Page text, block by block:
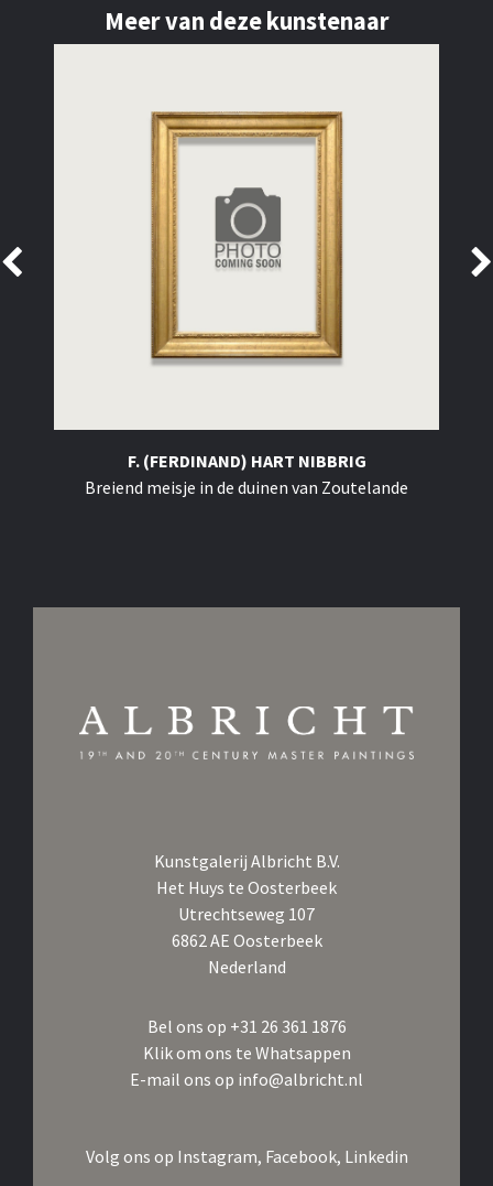
Meer van deze kunstenaar
F. (FERDINAND) HART NIBBRIG
Breiend meisje in de duinen van Zoutelande
Kunstgalerij Albricht B.V.
Het Huys te Oosterbeek
Utrechtseweg 107
6862 AE Oosterbeek
Nederland
Bel ons op +31 26 361 1876
Klik om ons te Whatsappen
E-mail ons op info@albricht.nl
Volg ons op Instagram, Facebook, Linkedin